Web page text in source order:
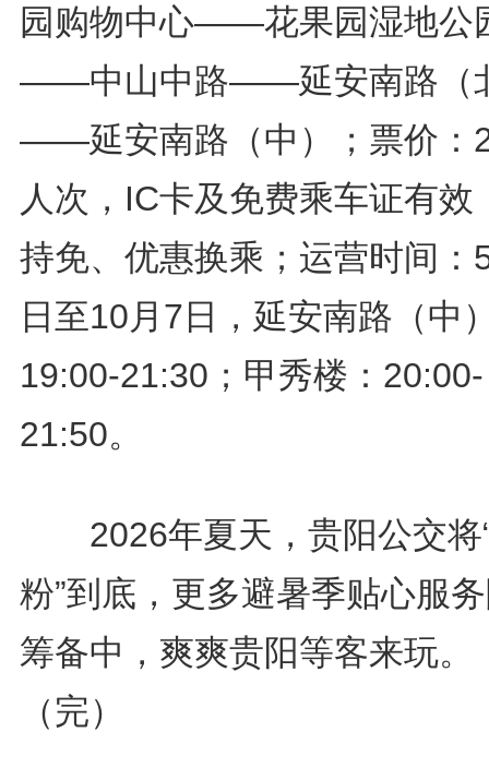
园购物中心——花果园湿地公
——中山中路——延安南路（
——延安南路（中）；票价：
人次，IC卡及免费乘车证有效
持免、优惠换乘；运营时间：
日至10月7日，延安南路（中
19:00-21:30；甲秀楼：20:00-
21:50。
2026年夏天，贵阳公交将
粉”到底，更多避暑季贴心服
筹备中，爽爽贵阳等客来玩。
（完）